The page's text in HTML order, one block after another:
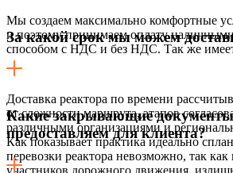
Мы создаем максимально комфортные
и поэтому принимаем оплату
способом с НДС и без НДС. Так же
За какой срок мы можем
Доставка реактора по времени
от сложности маршрута, этапов
различными организациями и
Как показывает практика идеально
перевозки реактора невозможно, так как
Какие закрывающие
предоставляем для клиента?